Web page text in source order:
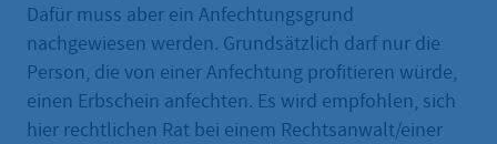
Dafür muss aber ein Anfechtungsgrund
nachgewiesen werden. Grundsätzlich darf nur die
Person, die von einer Anfechtung profitieren würde,
einen Erbschein anfechten. Es wird empfohlen, sich
hier rechtlichen Rat bei einem Rechtsanwalt/einer